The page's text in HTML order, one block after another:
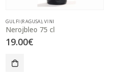
GULFI (RAGUSA),VINI
Nerojbleo 75 cl
19.00€